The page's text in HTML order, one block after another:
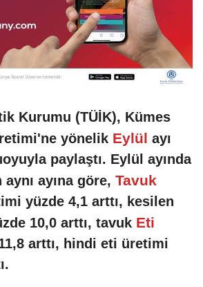
Kurumu (TÜİK), Kümes
yönelik Eylül ayı
paylaştı. Eylül ayında
aynı ayına göre, Tavuk
yüzde 4,1 arttı, kesilen
10,0 arttı, tavuk Eti
arttı, hindi eti üretimi